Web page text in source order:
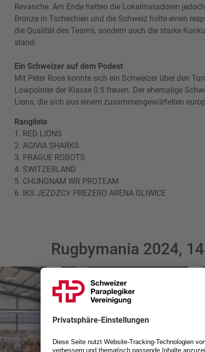
Revanche. Am Ende hatten die Lokalmatadoren
Bronze in Tschechien und die Schweiz holte einen
die Qualität des Teams, sondern auch die starke
stand.
Ein Schweizer auf dem Podest
Mit Peter Roos konnte sich ein Schweizer über den
Lowpointer der Klasse 0.5 freuen. Der ehemalige
Lions, die sich aus einem zusammengewürfelten
Rangliste
1. RED LIONS
2. AGIVIA SHARKS
3. PRAGUE ROBOTS
4. SWITZERLAND
5. CHUNGNAM WR PROTEAM
6. IKS JEZDZCY PREZERO ARENA GLIWICE
Rugbymania 2024,